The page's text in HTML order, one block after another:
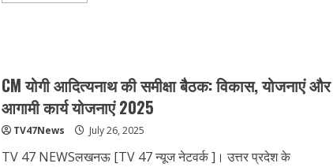
स्वीकृति,
कार्यान्वयन
और
विकास
नए
CM योगी आदित्यनाथ की समीक्षा बैठक: विकास, योजनाएं और
आगामी कार्य योजनाएं 2025
TV47News July 26, 2025
TV 47 NEWSलखनऊ [TV 47 न्‍यूज नेटवर्क ]। उत्तर प्रदेश के